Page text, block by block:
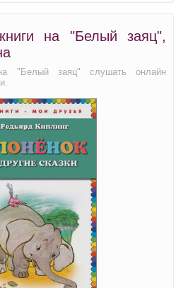
на "Белый заяц",
"Белый заяц" слушать онлайн